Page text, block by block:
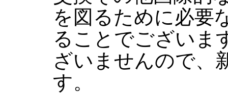
を図るために必要
ることでございま
ざいませんので、
す。